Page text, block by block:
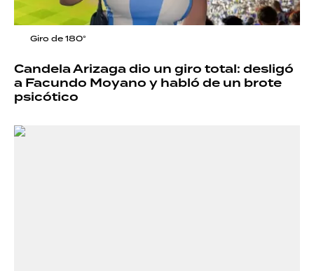
Giro de 180°
Candela Arizaga dio un giro total: desligó
a Facundo Moyano y habló de un brote
psicótico